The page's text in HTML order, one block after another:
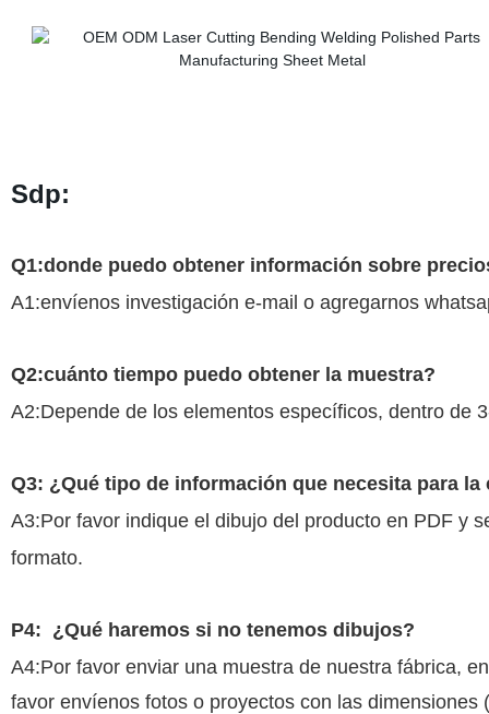
Sdp:
Q1:donde puedo obtener información sobre
A1:envíenos investigación e-mail o agregarnos
Q2:cuánto tiempo puedo obtener la muestra?
A2:Depende de los elementos específicos, dentro de
Q3: ¿Qué tipo de información que necesita para la
A3:Por favor indique el dibujo del producto en PDF y
formato.
P4: ¿Qué haremos si no tenemos dibujos?
A4:Por favor enviar una muestra de nuestra fábrica,
favor envíenos fotos o proyectos con las